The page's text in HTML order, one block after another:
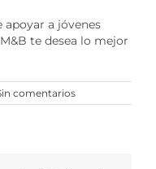
apoyar a jóvenes
te desea lo mejor
comentarios